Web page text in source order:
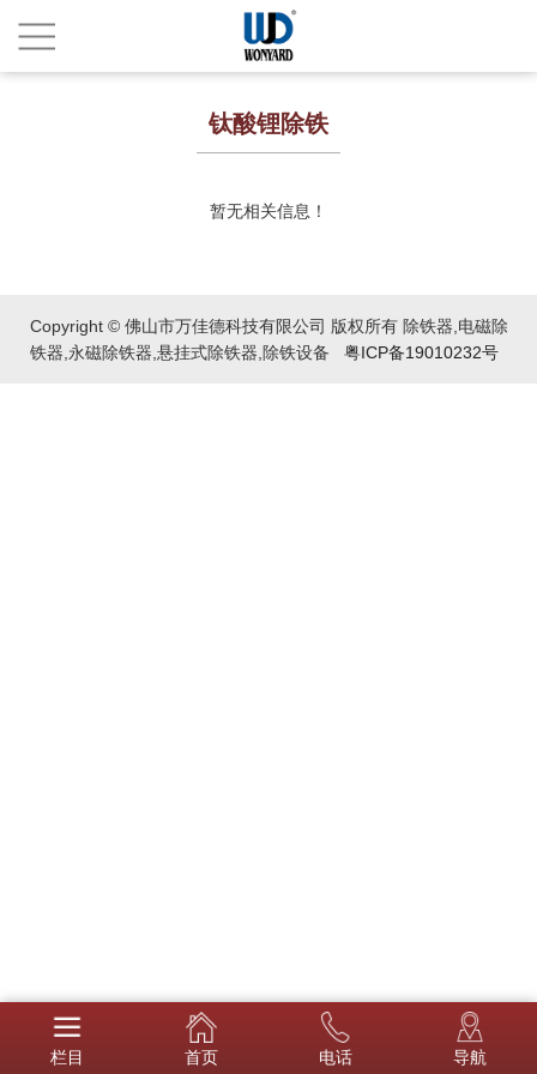
钛酸锂除铁
暂无相关信息！
Copyright © 佛山市万佳德科技有限公司 版权所有 除铁器,电磁除
铁器,永磁除铁器,悬挂式除铁器,除铁设备 粤ICP备19010232号
栏目 首页 电话 导航